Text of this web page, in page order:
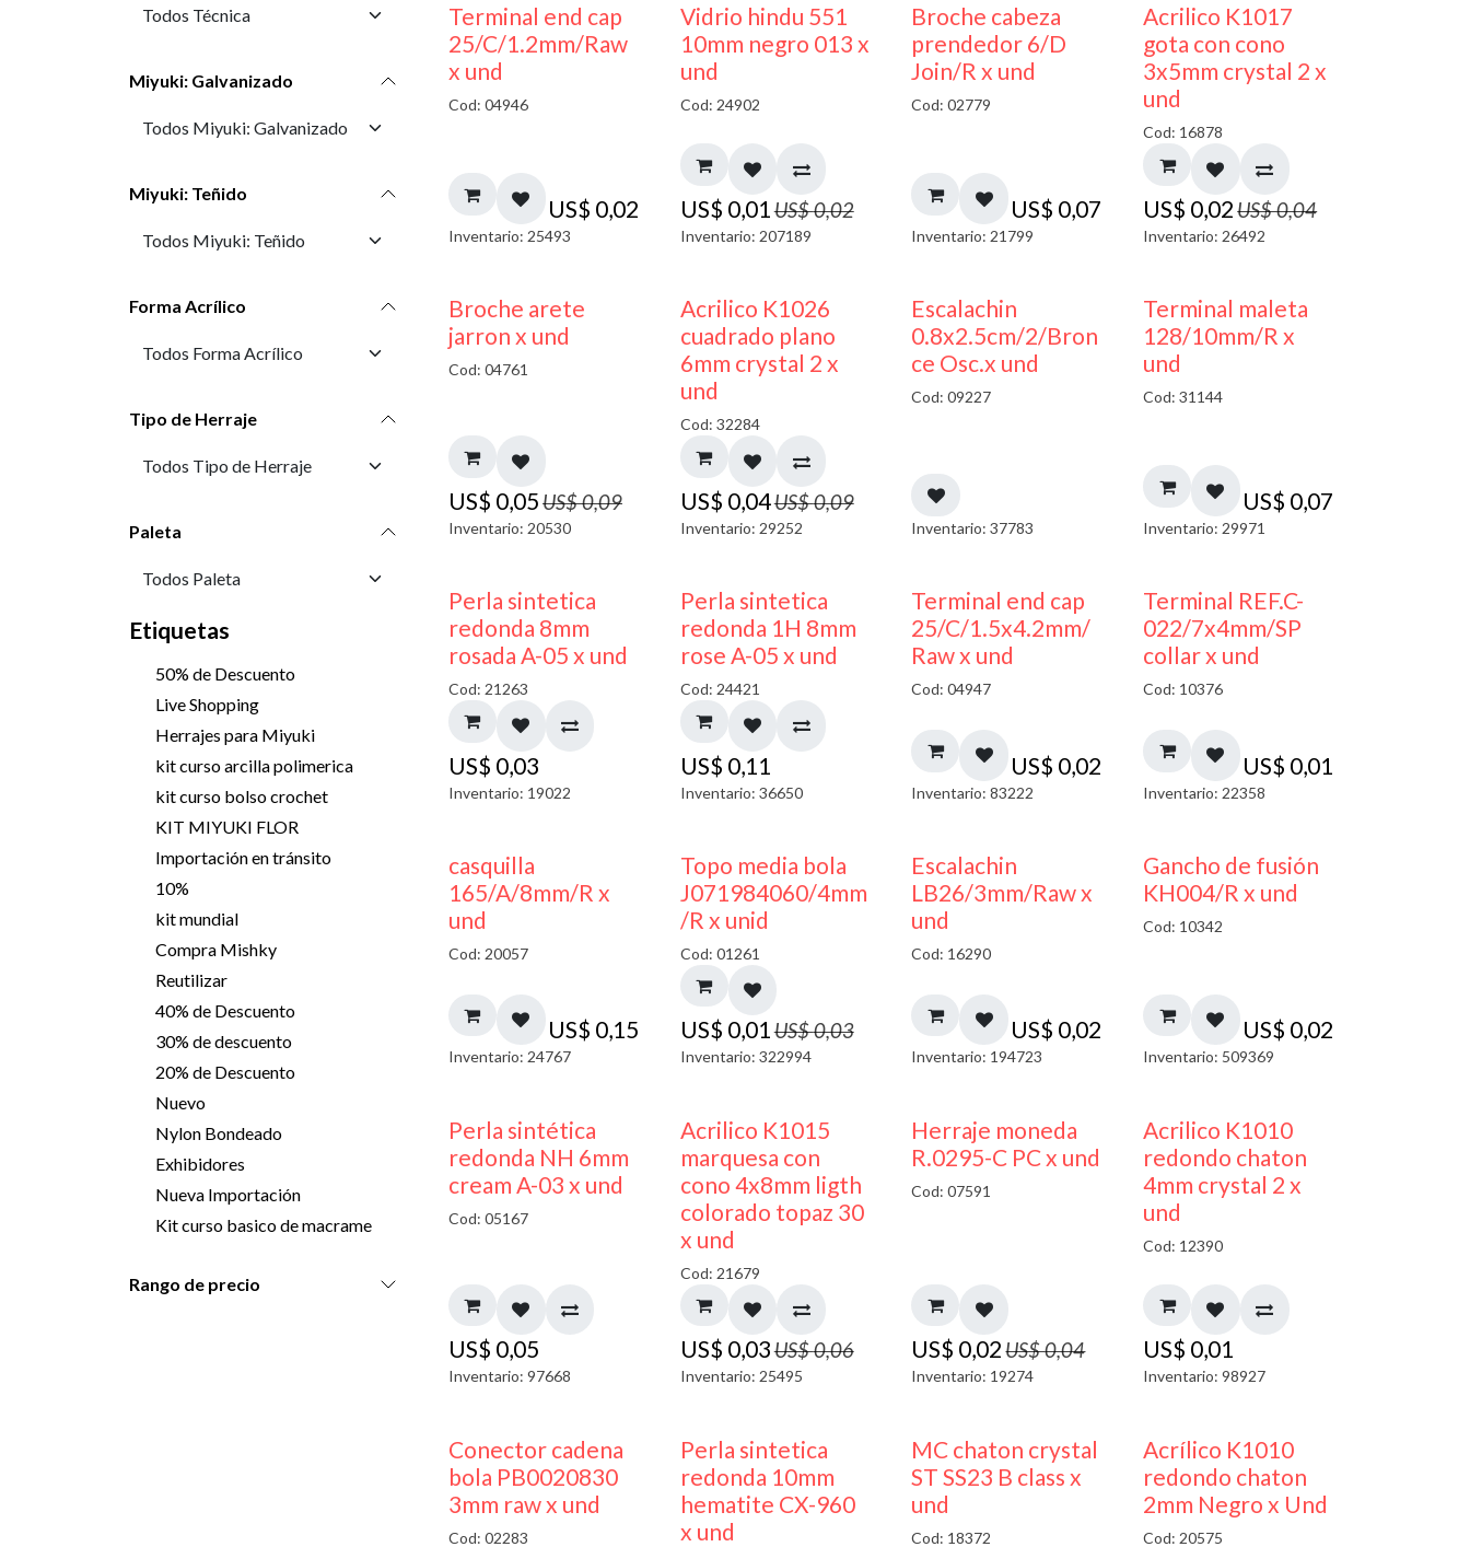
Miyuki: Galvanizado
Miyuki: Teñido
Forma Acrílico
Tipo de Herraje
Paleta
Etiquetas
50% de Descuento
Live Shopping
Herrajes para Miyuki
kit curso arcilla polimerica
kit curso bolso crochet
KIT MIYUKI FLOR
Importación en tránsito
10%
kit mundial
Compra Mishky
Reutilizar
40% de Descuento
30% de descuento
20% de Descuento
Nuevo
Nylon Bondeado
Exhibidores
Nueva Importación
Kit curso basico de macrame
Rango de precio
Terminal end cap
25/C/1.2mm/Raw
x und
Cod: 04946
US$ 0,02
Inventario: 25493
40% DESCUENTO
Vidrio hindu 551
10mm negro 013 x
und
Cod: 24902
US$ 0,01 US$0,02
Inventario: 207189
Broche cabeza
prendedor 6/D
Join/R x und
Cod: 02779
US$ 0,07
Inventario: 21799
50% DESCUENTO
Acrilico K1017
gota con cono
3x5mm crystal 2 x
und
Cod: 16878
US$ 0,02US$0,04
Inventario: 26492
50% DESCUENTO
Broche arete
jarron x und
Cod: 04761
US$ 0,05US$0,09
Inventario: 20530
50% DESCUENTO
Acrilico K1026
cuadrado plano
6mm crystal 2 x
und
Cod: 32284
US$ 0,04US$0,09
Inventario: 29252
Escalachin
0.8x2.5cm/2/Bron
ce Osc.x und
Cod: 09227
Inventario: 37783
Terminal maleta
128/10mm/R x
und
Cod: 31144
US$ 0,07
Inventario: 29971
Perla sintetica
redonda 8mm
rosada A-05 x und
Cod: 21263
US$ 0,03
Inventario: 19022
Perla sintetica
redonda 1H 8mm
rose A-05 x und
Cod: 24421
US$ 0,11
Inventario: 36650
Terminal end cap
25/C/1.5x4.2mm/
Raw x und
Cod: 04947
US$ 0,02
Inventario: 83222
Terminal REF.C-
022/7x4mm/SP
collar x und
Cod: 10376
US$ 0,01
Inventario: 22358
casquilla
165/A/8mm/R x
und
Cod: 20057
US$ 0,15
Inventario: 24767
50% DESCUENTO
Topo media bola
J071984060/4mm
/R x unid
Cod: 01261
US$ 0,01US$0,03
Inventario: 322994
Escalachin
LB26/3mm/Raw x
und
Cod: 16290
US$ 0,02
Inventario: 194723
Gancho de fusión
KH004/R x und
Cod: 10342
US$ 0,02
Inventario: 509369
Perla sintética
redonda NH 6mm
cream A-03 x und
Cod: 05167
US$ 0,05
Inventario: 97668
50% DESCUENTO
Acrilico K1015
marquesa con
cono 4x8mm ligth
colorado topaz 30
x und
Cod: 21679
US$ 0,03US$0,06
Inventario: 25495
50% DESCUENTO
Herraje moneda
R.0295-C PC x und
Cod: 07591
US$ 0,02 US$0,04
Inventario: 19274
50% DESCUENTO
Acrilico K1010
redondo chaton
4mm crystal 2 x
und
Cod: 12390
US$ 0,01
Inventario: 98927
Conector cadena
bola PB0020830
3mm raw x und
Cod: 02283
Perla sintetica
redonda 10mm
hematite CX-960
x und
MC chaton crystal
ST SS23 B class x
und
Cod: 18372 50% DESCUENTO
Acrílico K1010
redondo chaton
2mm Negro x Und
Cod: 20575